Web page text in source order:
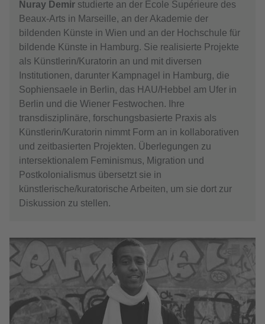
Nuray Demir studierte an der Ècole Supérieure des
Beaux-Arts in Marseille, an der Akademie der
bildenden Künste in Wien und an der Hochschule für
bildende Künste in Hamburg. Sie realisierte Projekte
als Künstlerin/Kuratorin an und mit diversen
Institutionen, darunter Kampnagel in Hamburg, die
Sophiensaele in Berlin, das HAU/Hebbel am Ufer in
Berlin und die Wiener Festwochen. Ihre
transdisziplinäre, forschungsbasierte Praxis als
Künstlerin/Kuratorin nimmt Form an in kollaborativen
und zeitbasierten Projekten. Überlegungen zu
intersektionalem Feminismus, Migration und
Postkolonialismus übersetzt sie in
künstlerische/kuratorische Arbeiten, um sie dort zur
Diskussion zu stellen.